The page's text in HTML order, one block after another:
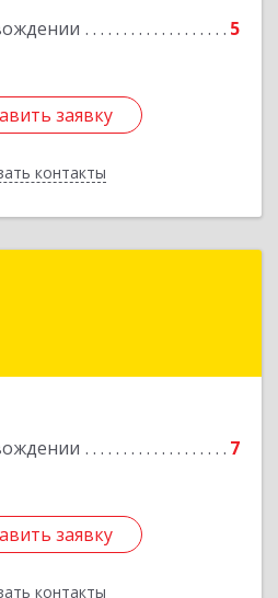
5
заявку
контакты
заявку
Назад
7
заявку
контакты
Респ, Туймазинский р-н,
заявку
Назад